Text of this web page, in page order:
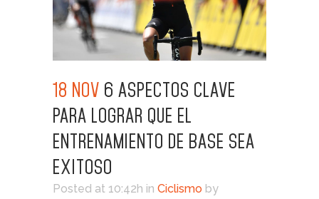
18 NOV 6 ASPECTOS CLAVE
PARA LOGRAR QUE EL
ENTRENAMIENTO DE BASE SEA
EXITOSO
Posted at 10:42h in Ciclismo by